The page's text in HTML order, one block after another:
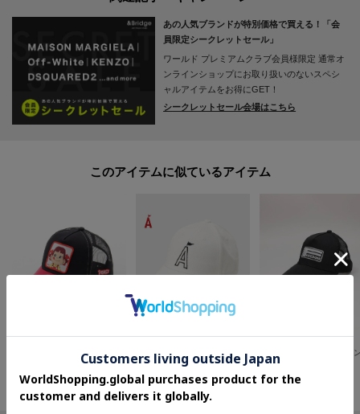
【1】再入荷通知や、値下げ情報・在庫状況をメルマガにてお知らせ。
【2】マイページでお気に入り一覧をチェックでき、自分だけのお買い物リス
トが作れます。
あの人気ブランドが特別価格で買える！「会
員限定シークレットセール」
ワールド プレミアムクラブ会員様限定 通常オ
ンラインショップにお取り扱いのないスペシ
ャルアイテムをお得にGET！
シークレットセール会場はこちら
このアイテムに似ているアイテム
OFF PRICE STORE(Fashion Goods)
70%OFF
ADABAT STREAM(Mens)
¥ 7,700
Right-on（MEN）
40%OFF